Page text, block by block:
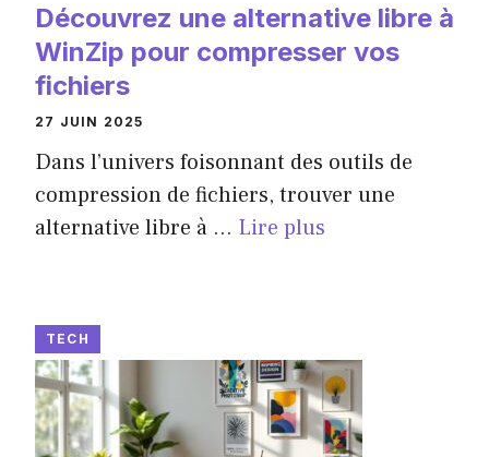
Découvrez une alternative libre à
WinZip pour compresser vos
fichiers
27 JUIN 2025
Dans l’univers foisonnant des outils de
compression de fichiers, trouver une
alternative libre à ... Lire plus
TECH